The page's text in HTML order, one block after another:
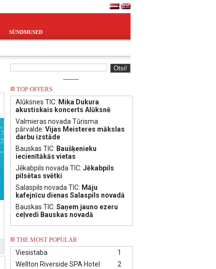
SÜNDMUSED
--------
TOP OFFERS
Alūksnes TIC: Mika Dukura
akustiskais koncerts Alūksnē
Valmieras novada Tūrisma
pārvalde: Vijas Meisteres mākslas
darbu izstāde
Bauskas TIC: Baušķenieku
iecienītākās vietas
Jēkabpils novada TIC: Jēkabpils
pilsētas svētki
Salaspils novada TIC: Māju
kafejnīcu dienas Salaspils novadā
Bauskas TIC: Saņem jauno ezeru
ceļvedi Bauskas novadā
THE MOST POPULAR
1
Viesistaba
2
Wellton Riverside SPA Hotel